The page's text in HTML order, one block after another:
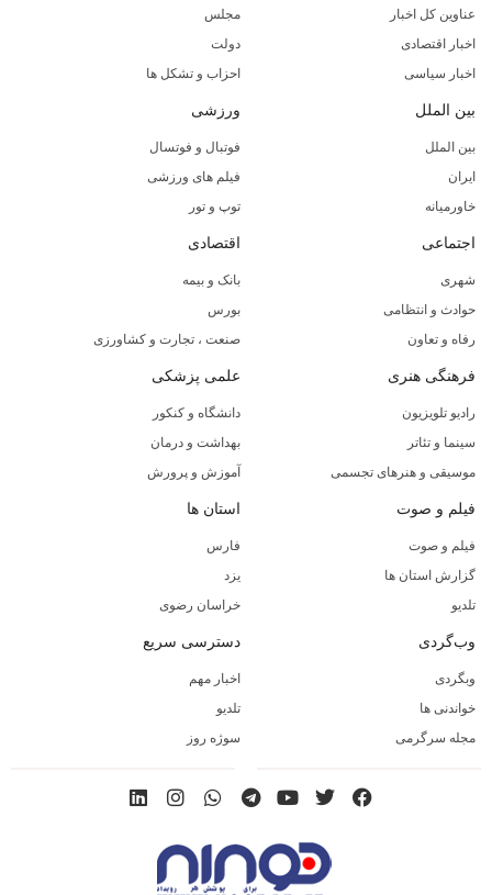
عناوین کل اخبار
اخبار اقتصادی
اخبار سیاسی
مجلس
دولت
احزاب و تشکل ها
بین الملل
بین الملل
ایران
خاورمیانه
ورزشی
فوتبال و فوتسال
فیلم های ورزشی
توپ و تور
اجتماعی
شهری
حوادث و انتظامی
رفاه و تعاون
اقتصادی
بانک و بیمه
بورس
صنعت ، تجارت و کشاورزی
فرهنگی هنری
رادیو تلویزیون
سینما و تئاتر
موسیقی و هنرهای تجسمی
علمی پزشکی
دانشگاه و کنکور
بهداشت و درمان
آموزش و پرورش
فیلم و صوت
فیلم و صوت
گزارش استان ها
تلدیو
استان ها
فارس
یزد
خراسان رضوی
وب‌گردی
وبگردی
خواندنی ها
مجله سرگرمی
دسترسی سریع
اخبار مهم
تلدیو
سوژه روز